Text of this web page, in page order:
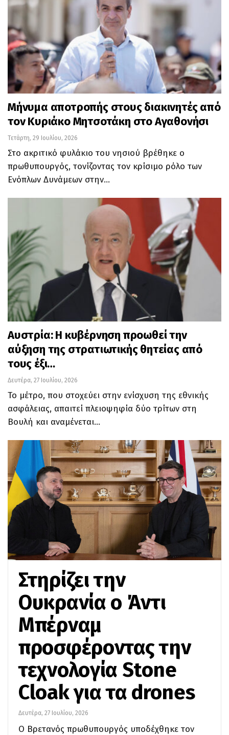
Μήνυμα αποτροπής στους διακινητές από
τον Κυριάκο Μητσοτάκη στο Αγαθονήσι
Τετάρτη, 29 Ιουλίου, 2026
Στο ακριτικό φυλάκιο του νησιού βρέθηκε ο
πρωθυπουργός, τονίζοντας τον κρίσιμο ρόλο των
Ενόπλων Δυνάμεων στην…
Αυστρία: Η κυβέρνηση προωθεί την
αύξηση της στρατιωτικής θητείας από
τους έξι…
Δευτέρα, 27 Ιουλίου, 2026
Το μέτρο, που στοχεύει στην ενίσχυση της εθνικής
ασφάλειας, απαιτεί πλειοψηφία δύο τρίτων στη
Βουλή και αναμένεται…
Στηρίζει την
Ουκρανία ο Άντι
Μπέρναμ
προσφέροντας την
τεχνολογία Stone
Cloak για τα drones
Δευτέρα, 27 Ιουλίου, 2026
Ο Βρετανός πρωθυπουργός υποδέχθηκε τον